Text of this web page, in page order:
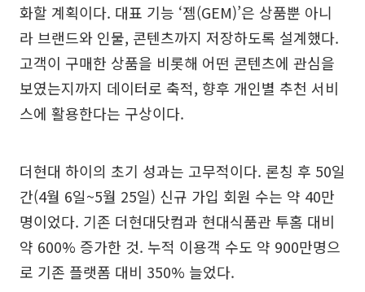
화할 계획이다. 대표 기능 ‘젬(GEM)’은 상품뿐 아니
라 브랜드와 인물, 콘텐츠까지 저장하도록 설계했다.
고객이 구매한 상품을 비롯해 어떤 콘텐츠에 관심을
보였는지까지 데이터로 축적, 향후 개인별 추천 서비
스에 활용한다는 구상이다.
더현대 하이의 초기 성과는 고무적이다. 론칭 후 50일
간(4월 6일~5월 25일) 신규 가입 회원 수는 약 40만
명이었다. 기존 더현대닷컴과 현대식품관 투홈 대비
약 600% 증가한 것. 누적 이용객 수도 약 900만명으
로 기존 플랫폼 대비 350% 늘었다.